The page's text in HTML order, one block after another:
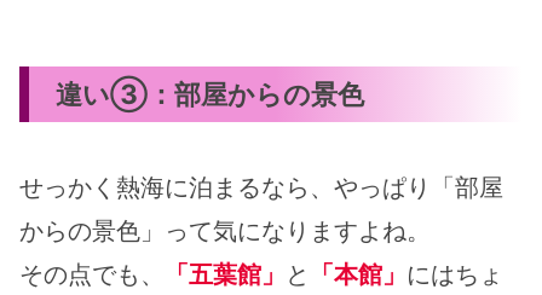
違い③：部屋からの景色
せっかく熱海に泊まるなら、やっぱり「部屋
からの景色」って気になりますよね。
その点でも、
「五葉館」 と 「本館」 にはちょ